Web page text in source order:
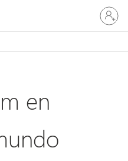
Iniciar
sesión
en
cuenta
en